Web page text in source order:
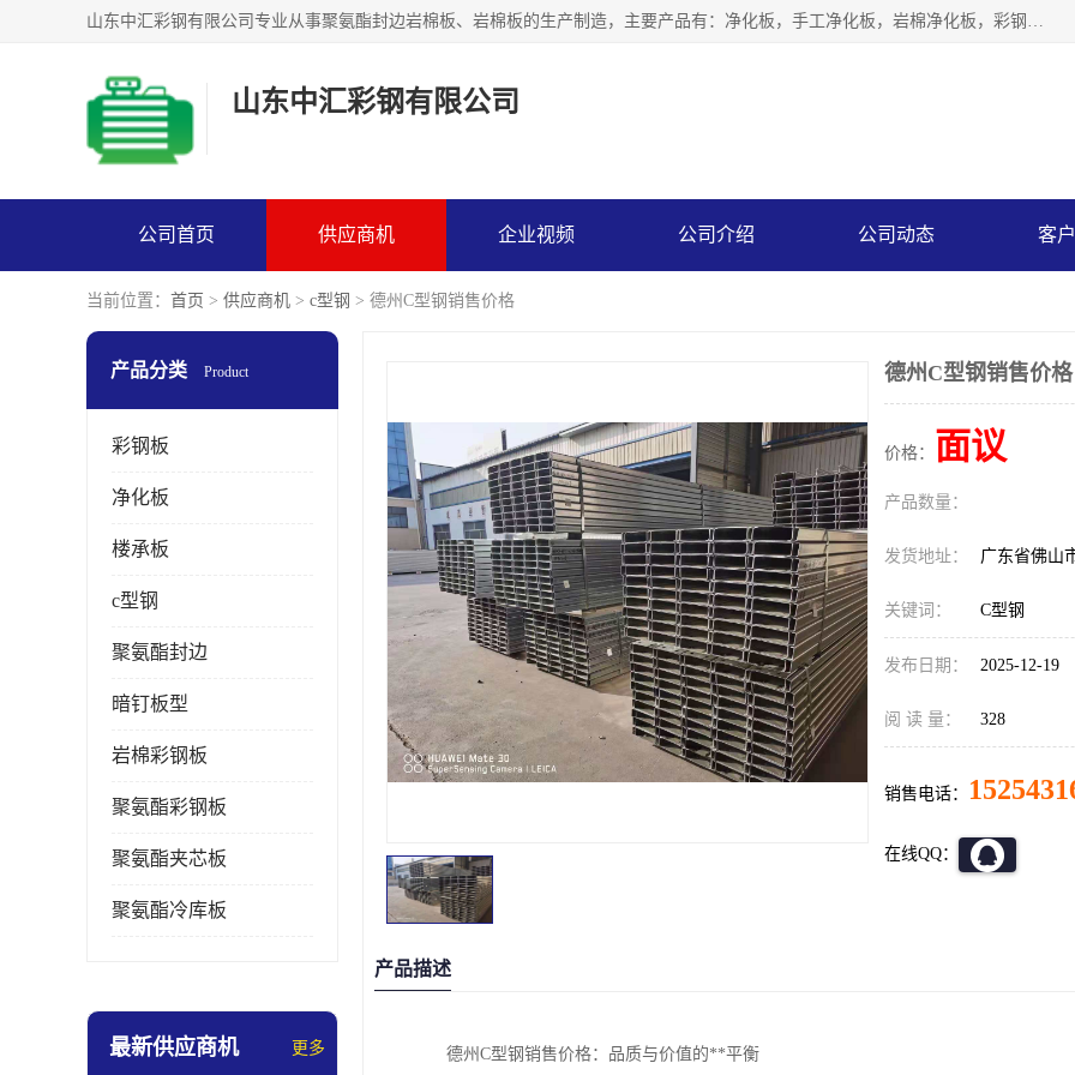
山东中汇彩钢有限公司专业从事聚氨酯封边岩棉板、岩棉板的生产制造，主要产品有：净化板，手工净化板，岩棉净化板，彩钢板，聚氨酯封边岩棉复合板，聚氨酯封边岩棉夹芯板。
山东中汇彩钢有限公司
公司首页 供应商机 企业视频 公司介绍 公司动态 客
当前位置： 首页 > 供应商机 > c型钢 > 德州C型钢销售价格
产品分类 Product
彩钢板
净化板
楼承板
c型钢
聚氨酯封边
暗钉板型
岩棉彩钢板
聚氨酯彩钢板
聚氨酯夹芯板
聚氨酯冷库板
最新供应商机 更多
德州C型钢销售价格
价格： 面议
产品数量：
发货地址： 广东省佛山
关键词： C型钢
发布日期： 2025-12-19
阅 读 量： 328
销售电话：
在线QQ：
产品描述
德州C型钢销售价格：品质与价值的**平衡